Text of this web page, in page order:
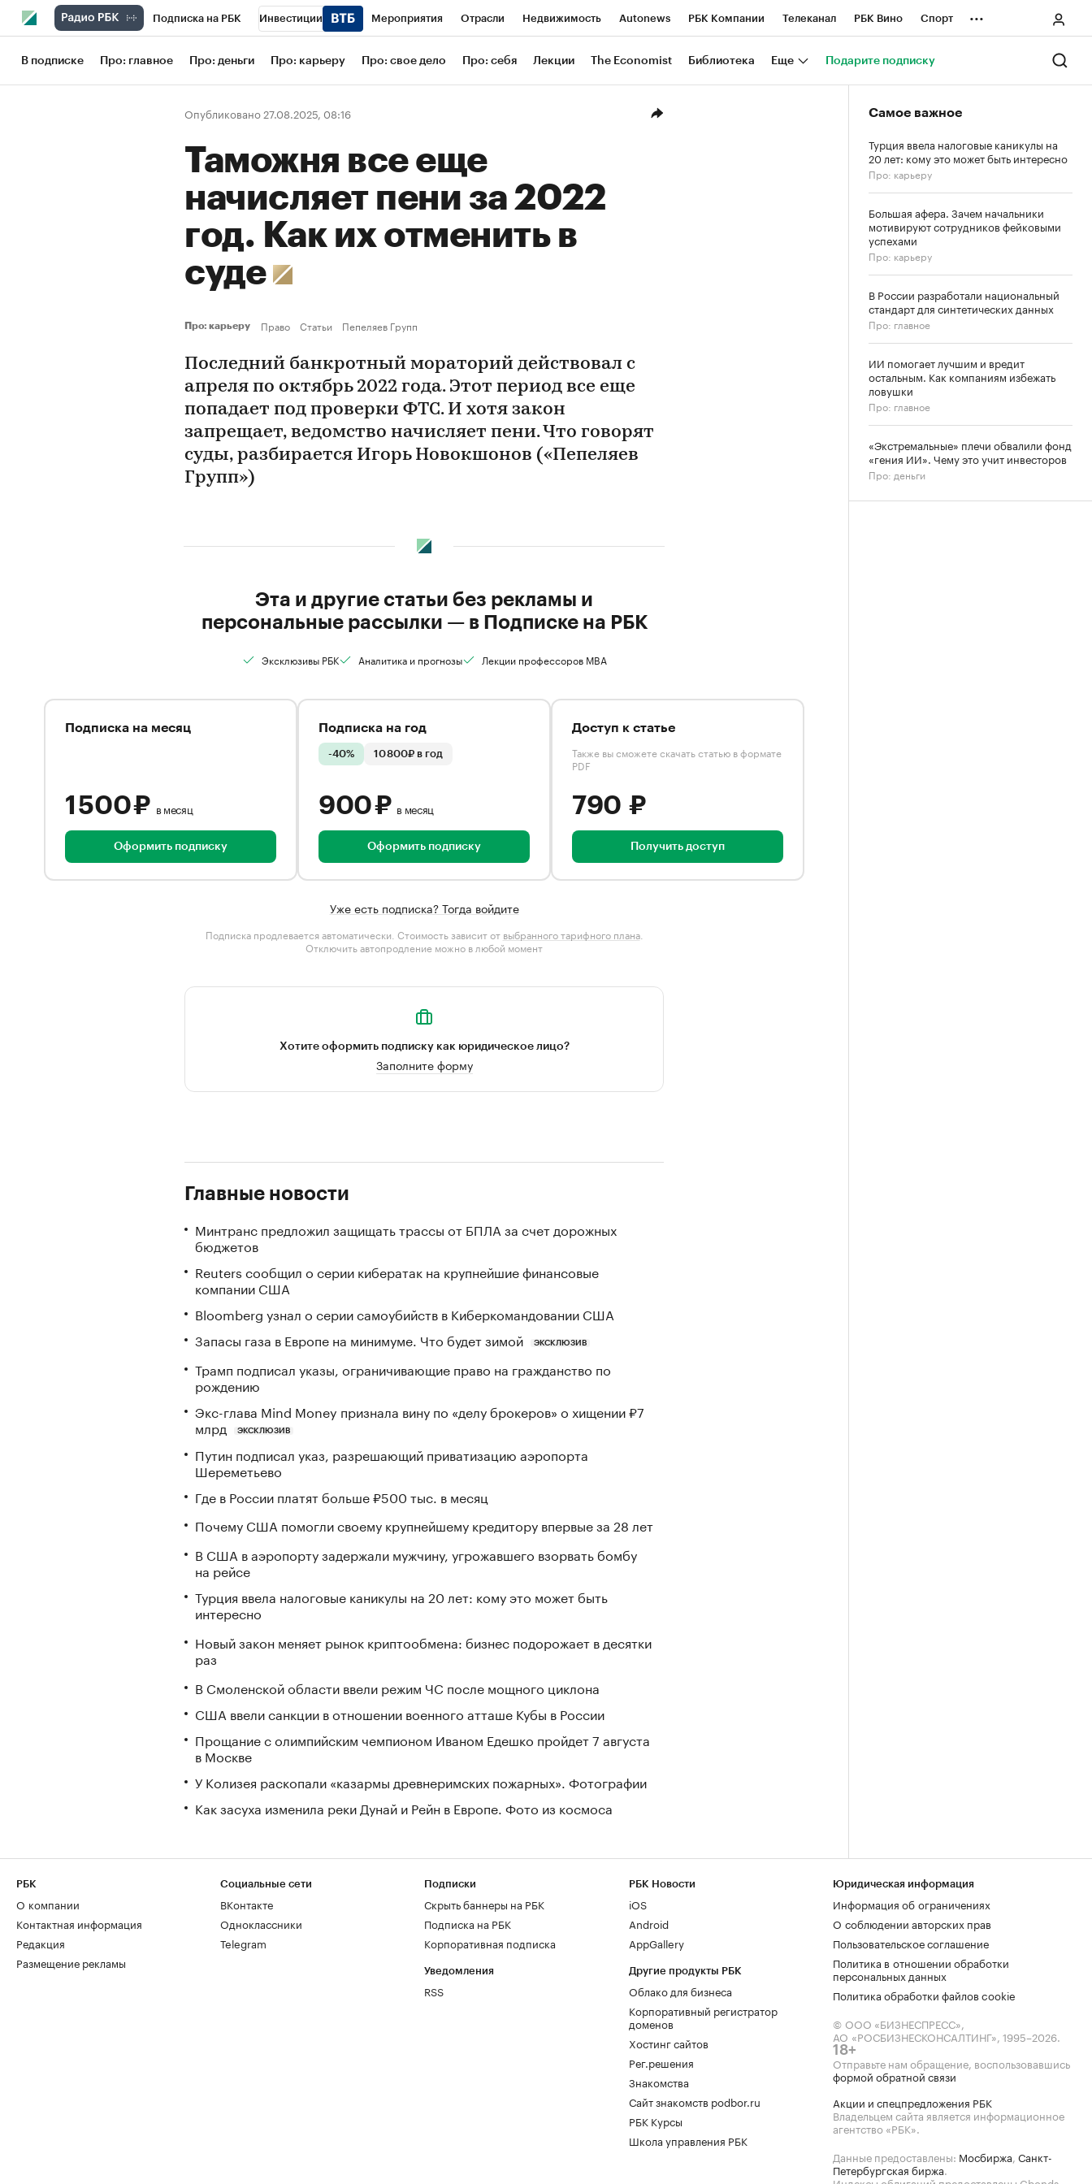
Подписка на РБК Инвестиции Мероприятия Отрасли Недвижимость Autonews РБК Компании Телеканал РБК Вино Спорт
Школа управления РБК РБК Образование РБК Life Тренды Визионеры Национальные проекты Город
Рынок наличной валюты
...
В подписке Про: главное Про: деньги Про: карьеру Про: свое дело Про: себя Лекции The Economist Библиотека Еще Подарите подписку
Опубликовано 27.08.2025, 08:16
Таможня все еще
начисляет пени за 2022
год. Как их отменить в
суде
Про: карьеру Право Статьи Пепеляев Групп
Последний банкротный мораторий действовал с
апреля по октябрь 2022 года. Этот период все еще
попадает под проверки ФТС. И хотя закон
запрещает, ведомство начисляет пени. Что говорят
суды, разбирается Игорь Новокшонов («Пепеляев
Групп»)
Эта и другие статьи без рекламы и
персональные рассылки — в Подписке на РБК
Эксклюзивы РБК Аналитика и прогнозы Лекции профессоров MBA
Подписка на месяц
1 500 ₽ в месяц
Оформить подписку
Подписка на год
-40% 10 800₽ в год
900 ₽ в месяц
Оформить подписку
Доступ к статье
Также вы сможете скачать статью в формате
PDF
790 ₽
Получить доступ
Уже есть подписка? Тогда войдите
Подписка продлевается автоматически. Стоимость зависит от выбранного тарифного плана.
Отключить автопродление можно в любой момент
Хотите оформить подписку как юридическое лицо?
Заполните форму
Главные новости
Минтранс предложил защищать трассы от БПЛА за счет дорожных
бюджетов
Reuters сообщил о серии кибератак на крупнейшие финансовые
компании США
Bloomberg узнал о серии самоубийств в Киберкомандовании США
Запасы газа в Европе на минимуме. Что будет зимой
ЭКСКЛЮЗИВ
Трамп подписал указы, ограничивающие право на гражданство по
рождению
Экс-глава Mind Money признала вину по «делу брокеров» о хищении ₽7
млрд
ЭКСКЛЮЗИВ
Путин подписал указ, разрешающий приватизацию аэропорта
Шереметьево
Где в России платят больше ₽500 тыс. в месяц
Почему США помогли своему крупнейшему кредитору впервые за 28 лет
В США в аэропорту задержали мужчину, угрожавшего взорвать бомбу
на рейсе
Турция ввела налоговые каникулы на 20 лет: кому это может быть
интересно
Новый закон меняет рынок криптообмена: бизнес подорожает в десятки
раз
В Смоленской области ввели режим ЧС после мощного циклона
США ввели санкции в отношении военного атташе Кубы в России
Прощание с олимпийским чемпионом Иваном Едешко пройдет 7 августа
в Москве
У Колизея раскопали «казармы древнеримских пожарных». Фотографии
Как засуха изменила реки Дунай и Рейн в Европе. Фото из космоса
Самое важное
Турция ввела налоговые каникулы на
20 лет: кому это может быть интересно
Про: карьеру
Большая афера. Зачем начальники
мотивируют сотрудников фейковыми
успехами
Про: карьеру
В России разработали национальный
стандарт для синтетических данных
Про: главное
ИИ помогает лучшим и вредит
остальным. Как компаниям избежать
ловушки
Про: главное
«Экстремальные» плечи обвалили фонд
«гения ИИ». Чему это учит инвесторов
Про: деньги
РБК
О компании
Контактная информация
Редакция
Размещение рекламы
Социальные сети
ВКонтакте
Одноклассники
Telegram
Подписки
Скрыть баннеры на РБК
Подписка на РБК
Корпоративная подписка
Уведомления
RSS
РБК Новости
iOS
Android
AppGallery
Другие продукты РБК
Облако для бизнеса
Корпоративный регистратор
доменов
Хостинг сайтов
Рег.решения
Знакомства
Сайт знакомств podbor.ru
РБК Курсы
Школа управления РБК
Юридическая информация
Информация об ограничениях
О соблюдении авторских прав
Пользовательское соглашение
Политика в отношении обработки
персональных данных
Политика обработки файлов cookie
© ООО «БИЗНЕСПРЕСС»,
АО «РОСБИЗНЕСКОНСАЛТИНГ», 1995–2026.
18+
Отправьте нам обращение, воспользовавшись
формой обратной связи
Акции и спецпредложения РБК
Владельцем сайта является информационное
агентство «РБК».
Данные предоставлены: Мосбиржа, Санкт-
Петербургская биржа.